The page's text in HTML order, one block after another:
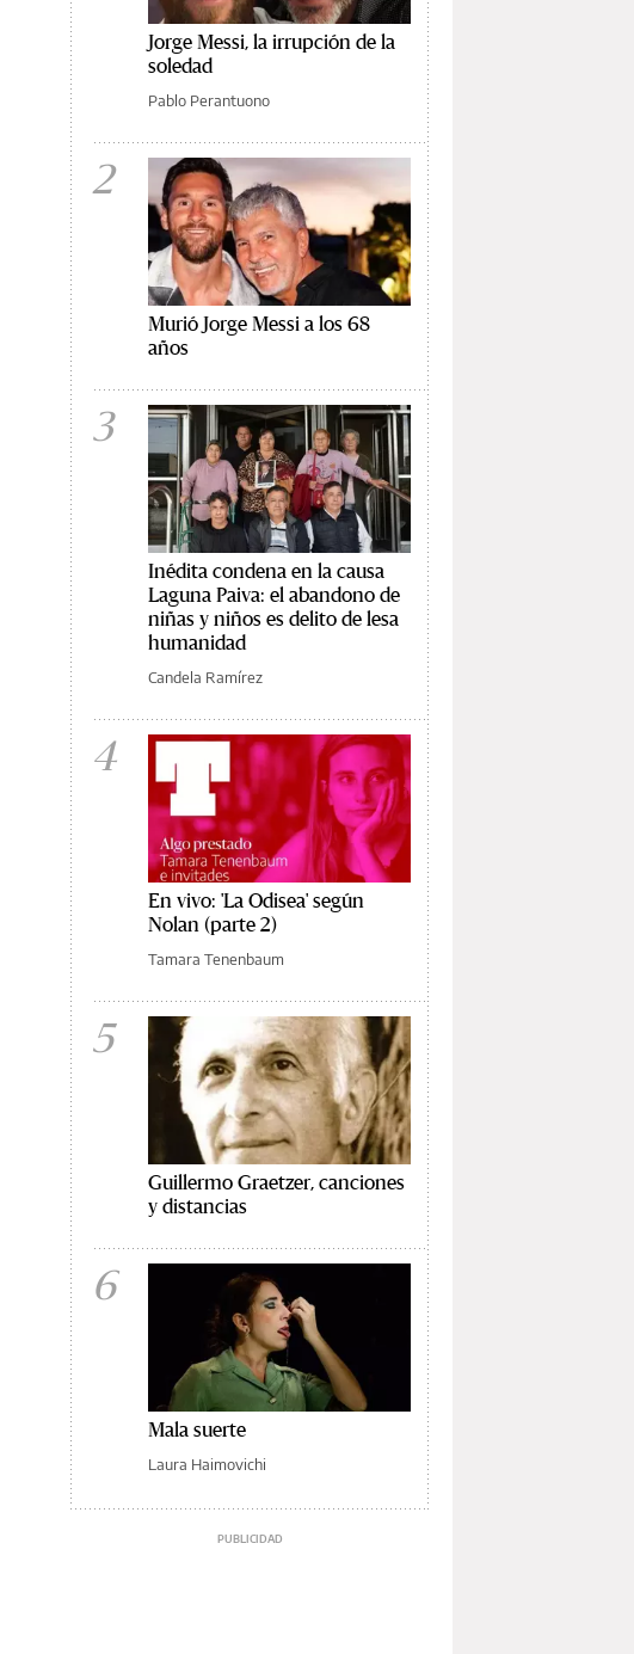
Jorge Messi, la irrupción de la
soledad
Pablo Perantuono
2
Murió Jorge Messi a los 68
años
3
Inédita condena en la causa
Laguna Paiva: el abandono de
niñas y niños es delito de lesa
humanidad
Candela Ramírez
4
En vivo: 'La Odisea' según
Nolan (parte 2)
Tamara Tenenbaum
5
Guillermo Graetzer, canciones
y distancias
6
Mala suerte
Laura Haimovichi